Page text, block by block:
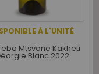
À L'UNITÉ
Mtsvane Kakheti
Blanc 2022